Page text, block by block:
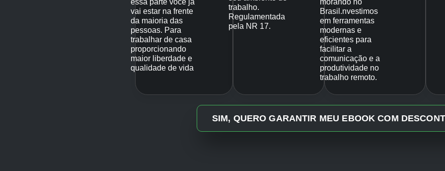
vai estar na frente
da maioria das
pessoas. Para
trabalhar de casa
proporcionando
maior liberdade e
qualidade de vida
trabalho.
Regulamentada
pela NR 17.
Brasil.nvestimos
em ferramentas
modernas e
eficientes para
facilitar a
comunicação e a
produtividade no
trabalho remoto.
SIM, QUERO GARANTIR MEU EBOOK COM